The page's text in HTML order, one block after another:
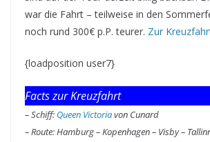
war die Fahrt – teilweise in den
noch rund 300€ p.P. teurer. Zur
{loadposition user7}
Facts zur Kreuzfahrt
– Schiff: Queen Victoriavon Cunard
– Route: Hamburg – Kopenhagen – Visby –